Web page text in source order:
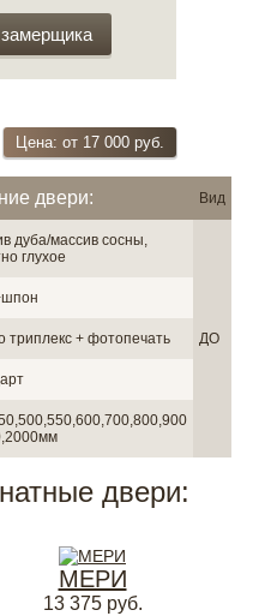
Цена: от 17 000 руб.
двери: Вид
дуба/массив сосны,
глухое
ДО
триплекс + фотопечать
двери:
МЕРИ
13 375 руб.